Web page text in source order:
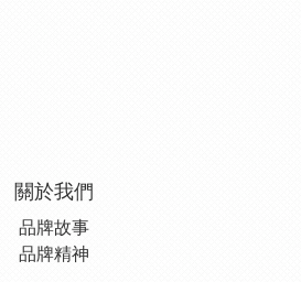
關於我們
品牌故事
品牌精神